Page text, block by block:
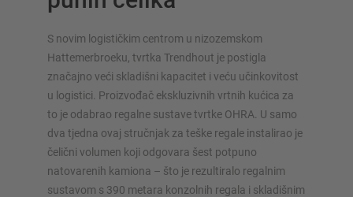
S novim logističkim centrom u nizozemskom
Hattemerbroeku, tvrtka Trendhout je postigla
značajno veći skladišni kapacitet i veću učinkovitost
u logistici. Proizvođač ekskluzivnih vrtnih kućica za
to je odabrao regalne sustave tvrtke OHRA. U samo
dva tjedna ovaj stručnjak za teške regale instalirao je
čelični volumen koji odgovara šest potpuno
natovarenih kamiona – što je rezultiralo regalnim
sustavom s 390 metara konzolnih regala i skladišnim
SUSTAVI SKLADIŠTENJA
Paletni regal
Regali na pokretnim kolicama
Automatski sustavi skladištenja
Regalne hale